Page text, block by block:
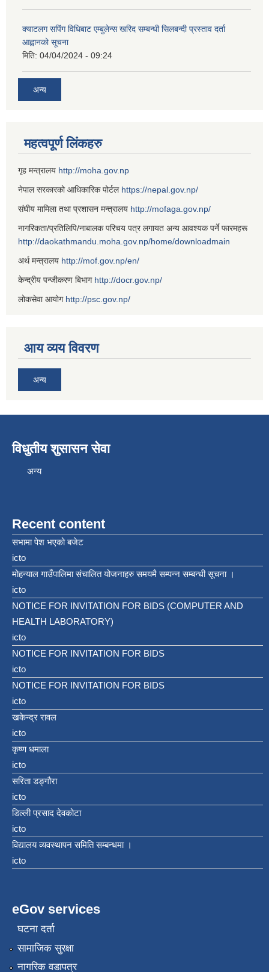
क्याटलग सपिंग विधिबाट एम्बुलेन्स खरिद सम्बन्धी सिलबन्दी प्रस्ताव दर्ता
आह्वानको सूचना
मिति: 04/04/2024 - 09:24
अन्य
महत्वपूर्ण लिंकहरु
गृह मन्त्रालय http://moha.gov.np
नेपाल सरकारको आधिकारिक पोर्टल https://nepal.gov.np/
संघीय मामिला तथा प्रशासन मन्त्रालय http://mofaga.gov.np/
नागरिकता/प्रतिलिपि/नाबालक परिचय पत्र लगायत अन्य आवश्यक पर्ने फारमहरू
http://daokathmandu.moha.gov.np/home/downloadmain
अर्थ मन्त्रालय http://mof.gov.np/en/
केन्द्रीय पन्जीकरण बिभाग http://docr.gov.np/
लोकसेवा आयोग http://psc.gov.np/
आय व्यय विवरण
अन्य
विधुतीय शुसासन सेवा
अन्य
Recent content
सभामा पेश भएको बजेट
icto
मोहन्याल गाउँपालिमा संचालित योजनाहरु समयमै सम्पन्न सम्बन्धी सूचना ।
icto
NOTICE FOR INVITATION FOR BIDS (COMPUTER AND
HEALTH LABORATORY)
icto
NOTICE FOR INVITATION FOR BIDS
icto
NOTICE FOR INVITATION FOR BIDS
icto
खकेन्द्र रावल
icto
कृष्ण धमाला
icto
सरिता डङ्गौरा
icto
डिल्ली प्रसाद देवकोटा
icto
विद्यालय व्यवस्थापन समिति सम्बन्धमा ।
icto
eGov services
घटना दर्ता
सामाजिक सुरक्षा
नागरिक वडापत्र